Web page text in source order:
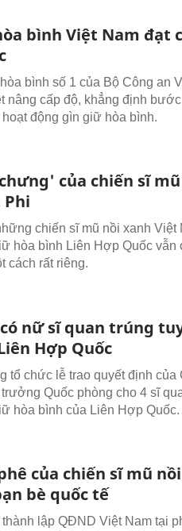
bình Việt Nam đạt
bình số 1 của Bộ Công an
nâng cấp độ, khẳng định
động gìn giữ hòa bình.
của chiến sĩ
chiến sĩ mũ nồi xanh Việt
hòa bình Liên Hợp Quốc vẫn
cách rất riêng.
nữ sĩ quan trúng
Hợp Quốc
tổ chức lễ trao quyết định của
Quốc phòng cho 4 sĩ
hòa bình của Liên Hợp Quốc.
của chiến sĩ mũ
bè quốc tế
lập QĐND Việt Nam tại